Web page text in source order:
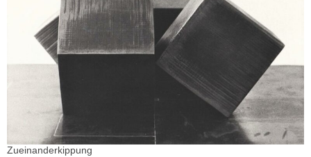
Zueinanderkippung